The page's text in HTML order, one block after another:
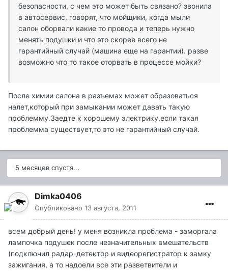
безопасности, с чем это может быть связано? звонила
в автосервис, говорят, что мойщики, когда мыли
салон оборвали какие то провода и теперь нужно
менять подушки и что это скорее всего не
гарантийный случай (машина еще на гарантии). разве
возможно что то такое оторвать в процессе мойки?
После химии салона в разъемах может образоваться
налет,который при замыкании может давать такую
проблемму.Заедте к хорошему электрику,если такая
проблемма существует,то это не гарантийный случай.
5 месяцев спустя...
Dimka0406
Опубликовано 13 августа, 2011
всем добрый день! у меня возникла проблема - заморгала
лампочка подушек после незначительных вмешательств
(подключил радар-детектор и видеорегистратор к замку
зажигания, а то надоели все эти разветвители и